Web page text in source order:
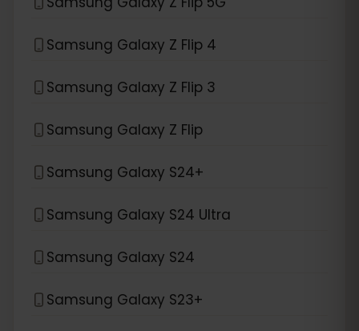
Samsung Galaxy Z Flip 4
Samsung Galaxy Z Flip 3
Samsung Galaxy Z Flip
Samsung Galaxy S24+
Samsung Galaxy S24 Ultra
Samsung Galaxy S24
Samsung Galaxy S23+